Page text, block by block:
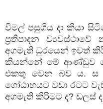
විමල් පසුගිය දා කියා
ප්‍රතිපාදන
අගමැති ධුරයෙන් ඉවත්
කියන්නේ මේ ආණ්ඩුව
එකතු වෙන බව ය. ස
ගෝඨාභයට වඩා රටට
අගමැති කිරීමට ද? ඩලස්